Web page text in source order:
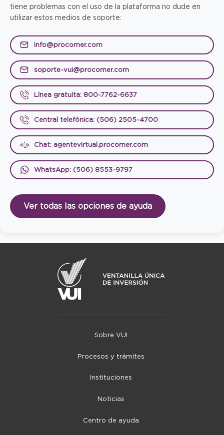
tiene problemas con el uso de la plataforma no dude en
utilizar estos medios de soporte:
info@procomer.com
soporte-vui@procomer.com
Línea gratuita: 800-7762-6637
Central telefónica: (506) 2505-4700
Chat: agentevirtual.procomer.com
WhatsApp: (506) 8553-9797
Ver todas las opciones de ayuda
Sobre VUI
Procesos y trámites
Instituciones
Noticias
Centro de ayuda